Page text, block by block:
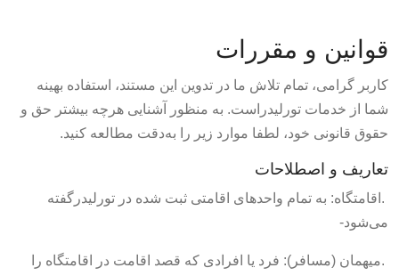
قوانین و مقررات
کاربر گرامی، تمام تلاش ما در تدوین این مستند، استفاده بهینه
شما از خدمات تورلیدراست. به منظور آشنایی هرچه بیشتر حق و
حقوق قانونی خود، لطفا موارد زیر را به‌دقت مطالعه کنید.
تعاریف و اصطلاحات
.اقامتگاه: به تمام واحدهای اقامتی ثبت شده در تورلیدرگفته
می‌شود-
.میهمان (مسافر): فرد یا افرادی که قصد اقامت در اقامتگاه را